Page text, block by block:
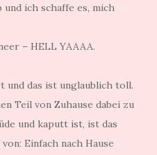
ich schaffe es, mich
– HELL YAAAA.
und das ist unglaublich toll.
Teil von Zuhause dabei zu
und kaputt ist, ist das
Einfach nach Hause